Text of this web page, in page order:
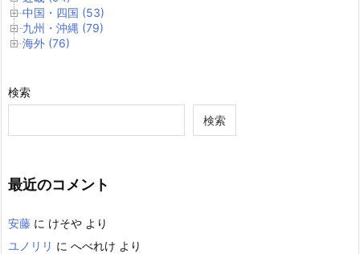
中国・四国 (53)
九州・沖縄 (79)
海外 (76)
検索
検索
最近のコメント
安藤 に けそや より
ユノリリ に へべれけ より